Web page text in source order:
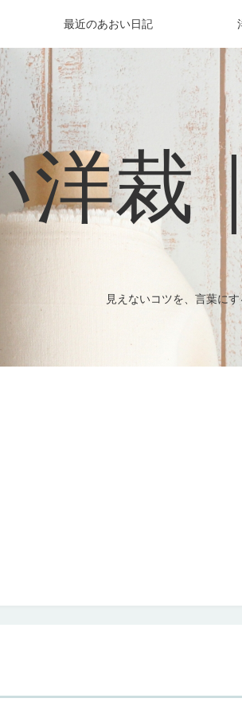
洋裁
見えないコツを、言葉にす
最近のあおい日記